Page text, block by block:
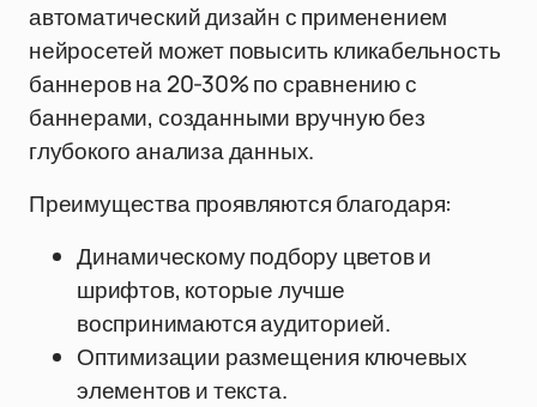
автоматический дизайн с применением
нейросетей может повысить кликабельность
баннеров на 20-30% по сравнению с
баннерами, созданными вручную без
глубокого анализа данных.
Преимущества проявляются благодаря:
Динамическому подбору цветов и
шрифтов, которые лучше
воспринимаются аудиторией.
Оптимизации размещения ключевых
элементов и текста.